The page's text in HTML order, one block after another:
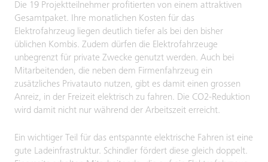
Die 19 Projektteilnehmer profitierten von einem attraktiven
Gesamtpaket. Ihre monatlichen Kosten für das
Elektrofahrzeug liegen deutlich tiefer als bei den bisher
üblichen Kombis. Zudem dürfen die Elektrofahrzeuge
unbegrenzt für private Zwecke genutzt werden. Auch bei
Mitarbeitenden, die neben dem Firmenfahrzeug ein
zusätzliches Privatauto nutzen, gibt es damit einen grossen
Anreiz, in der Freizeit elektrisch zu fahren. Die CO2-Reduktion
wird damit nicht nur während der Arbeitszeit erreicht.
Ein wichtiger Teil für das entspannte elektrische Fahren ist eine
gute Ladeinfrastruktur. Schindler fördert diese gleich doppelt.